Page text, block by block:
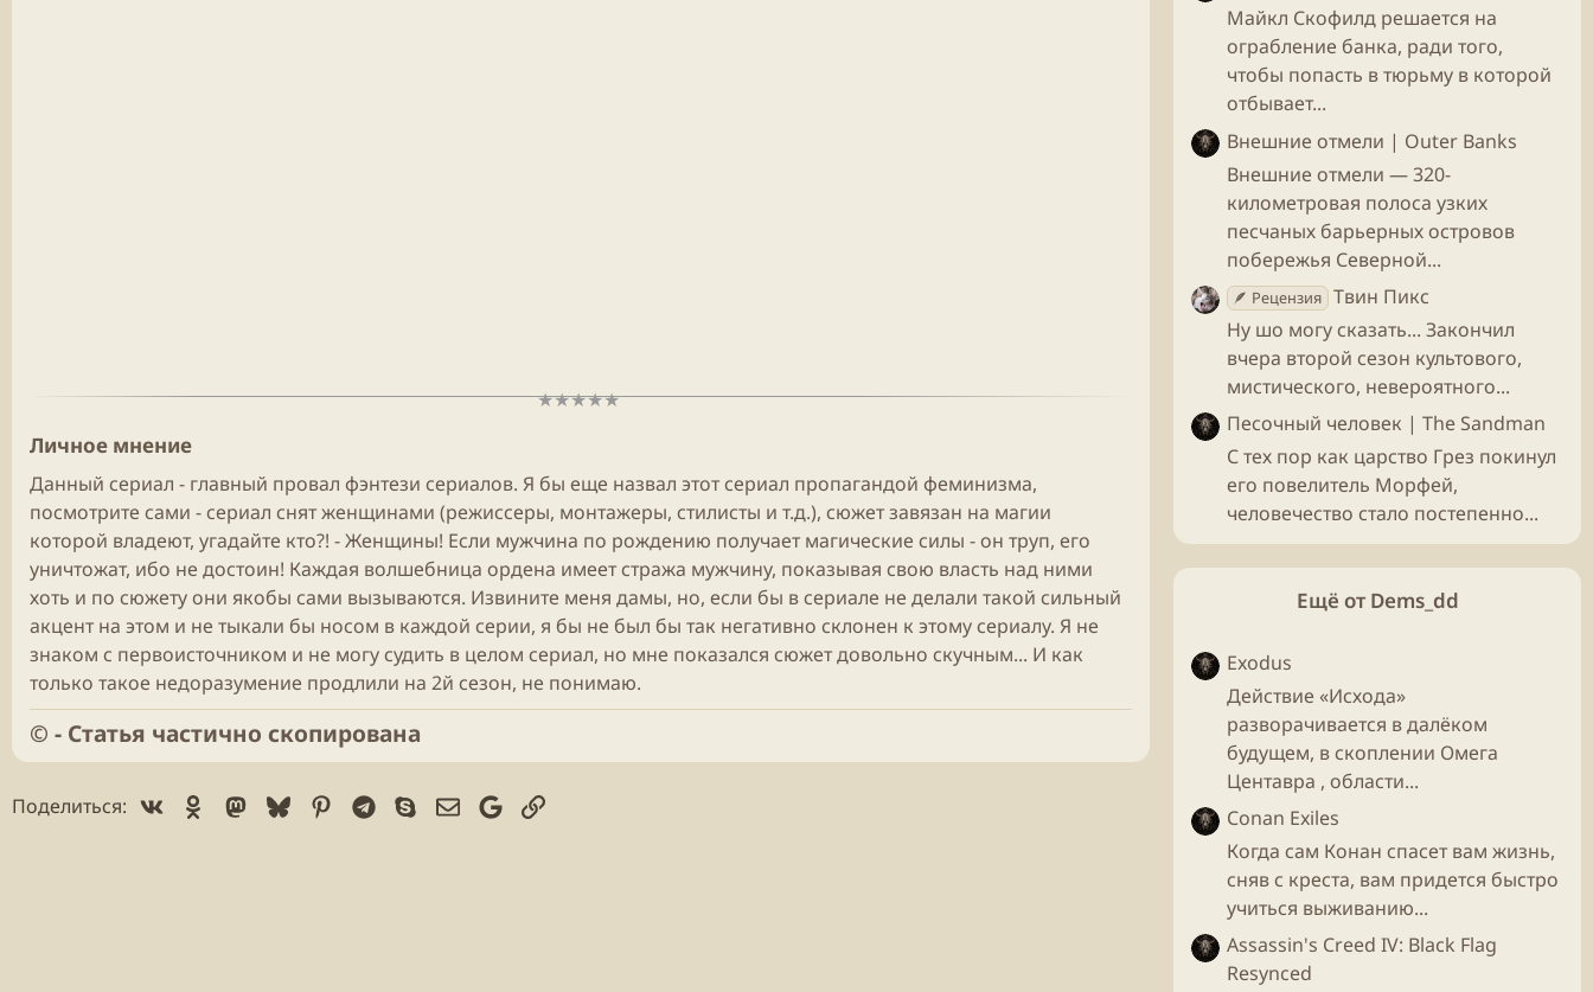
Личное мнение​
Данный сериал - главный провал фэнтези сериалов. Я бы еще назвал этот сериал пропагандой феминизма,
посмотрите сами - сериал снят женщинами (режиссеры, монтажеры, стилисты и т.д.), сюжет завязан на магии
которой владеют, угадайте кто?! - Женщины! Если мужчина по рождению получает магические силы - он труп, его
уничтожат, ибо не достоин! Каждая волшебница ордена имеет стража мужчину, показывая свою власть над ними
хоть и по сюжету они якобы сами вызываются. Извините меня дамы, но, если бы в сериале не делали такой сильный
акцент на этом и не тыкали бы носом в каждой серии, я бы не был бы так негативно склонен к этому сериалу. Я не
знаком с первоисточником и не могу судить в целом сериал, но мне показался сюжет довольно скучным... И как
только такое недоразумение продлили на 2й сезон, не понимаю.
©️ - Статья частично скопирована
Поделиться: Vk Ok Mastodon
BlueskyPinterest
Telegram
SkypeЭлектронная почта
GoogleСсылка
Майкл Скофилд решается на
ограбление банка, ради того,
чтобы попасть в тюрьму в которой
отбывает...
Внешние отмели | Outer Banks
Внешние отмели — 320-
километровая полоса узких
песчаных барьерных островов
побережья Северной...
🪶 Рецензия Твин Пикс
Ну шо могу сказать... Закончил
вчера второй сезон культового,
мистического, невероятного...
Песочный человек | The Sandman
С тех пор как царство Грез покинул
его повелитель Морфей,
человечество стало постепенно...
Ещё от Dems_dd
Exodus
Действие «Исхода»
разворачивается в далёком
будущем, в скоплении Омега
Центавра , области...
Conan Exiles
Когда сам Конан спасет вам жизнь,
сняв с креста, вам придется быстро
учиться выживанию...
Assassin's Creed IV: Black Flag
Resynced